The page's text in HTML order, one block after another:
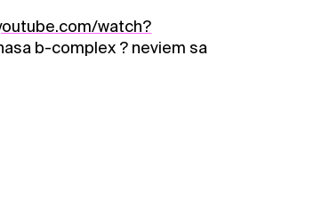
watch?
b-complex ? neviem sa